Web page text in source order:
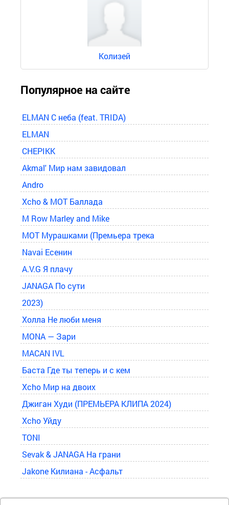
Колизей
Популярное на сайте
ELMAN С неба (feat. TRIDA)
ELMAN
CHEPIKK
Akmal' Мир нам завидовал
Andro
Xcho & MOT Баллада
M Row Marley and Mike
MOT Мурашками (Премьера трека
Navai Есенин
A.V.G Я плачу
JANAGA По сути
2023)
Холла Не люби меня
MONA — Зари
MACAN IVL
Баста Где ты теперь и с кем
Xcho Мир на двоих
Джиган Худи (ПРЕМЬЕРА КЛИПА 2024)
Xcho Уйду
TONI
Sevak & JANAGA На грани
Jakone Килиана - Асфальт